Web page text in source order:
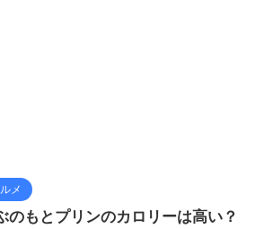
メ
のもとプリンのカロリーは高い？